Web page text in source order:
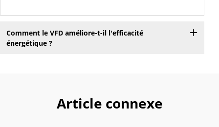
Comment le VFD améliore-t-il l'efficacité
énergétique ?
Article connexe